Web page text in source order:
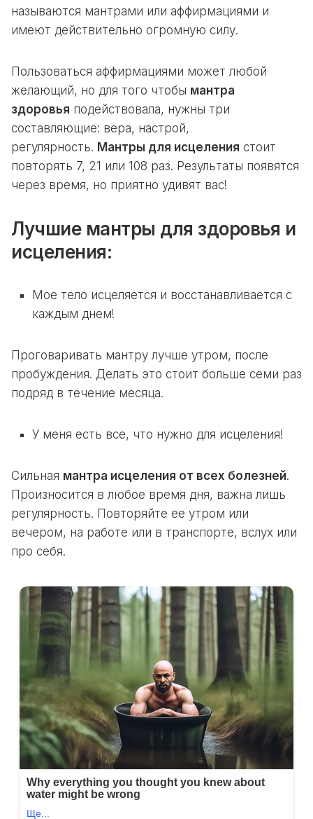
называются мантрами или аффирмациями и
имеют действительно огромную силу.
Пользоваться аффирмациями может любой
желающий, но для того чтобы мантра
здоровья подействовала, нужны три
составляющие: вера, настрой,
регулярность. Мантры для исцеления стоит
повторять 7, 21 или 108 раз. Результаты появятся
через время, но приятно удивят вас!
Лучшие мантры для здоровья и
исцеления:
Мое тело исцеляется и восстанавливается с
каждым днем!
Проговаривать мантру лучше утром, после
пробуждения. Делать это стоит больше семи раз
подряд в течение месяца.
У меня есть все, что нужно для исцеления!
Сильная мантра исцеления от всех болезней.
Произносится в любое время дня, важна лишь
регулярность. Повторяйте ее утром или
вечером, на работе или в транспорте, вслух или
про себя.